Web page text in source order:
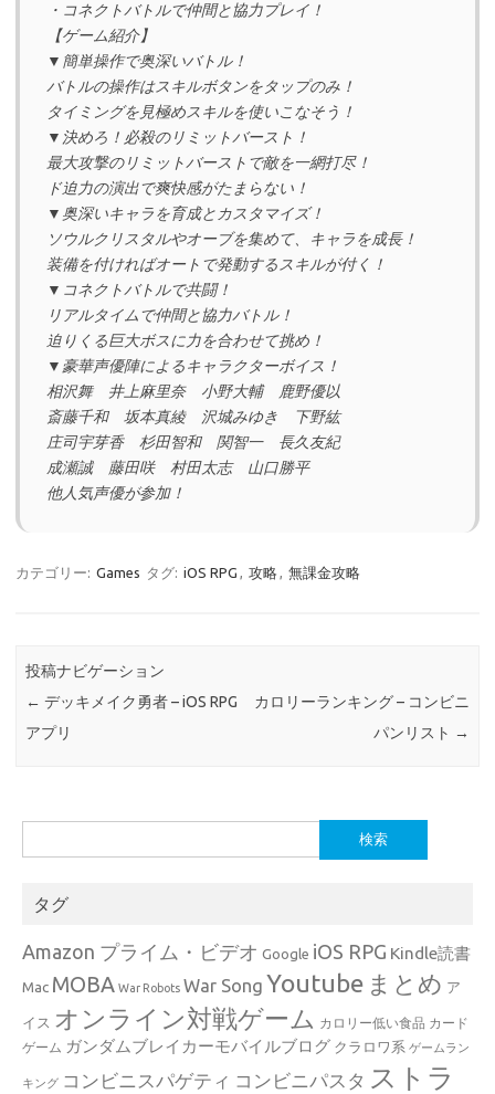
・コネクトバトルで仲間と協力プレイ！
【ゲーム紹介】
▼簡単操作で奥深いバトル！
バトルの操作はスキルボタンをタップのみ！
タイミングを見極めスキルを使いこなそう！
▼決めろ！必殺のリミットバースト！
最大攻撃のリミットバーストで敵を一網打尽！
ド迫力の演出で爽快感がたまらない！
▼奥深いキャラを育成とカスタマイズ！
ソウルクリスタルやオーブを集めて、キャラを成長！
装備を付ければオートで発動するスキルが付く！
▼コネクトバトルで共闘！
リアルタイムで仲間と協力バトル！
迫りくる巨大ボスに力を合わせて挑め！
▼豪華声優陣によるキャラクターボイス！
相沢舞 井上麻里奈 小野大輔 鹿野優以
斎藤千和 坂本真綾 沢城みゆき 下野紘
庄司宇芽香 杉田智和 関智一 長久友紀
成瀬誠 藤田咲 村田太志 山口勝平
他人気声優が参加！
カテゴリー: Games タグ: iOS RPG , 攻略 , 無課金攻略
投稿ナビゲーション
← デッキメイク勇者 – iOS RPG
アプリ
カロリーランキング – コンビニ
パンリスト →
索:
タグ
Amazon プライム・ビデオ Google iOS RPG Kindle読書
Mac MOBA War Robots War Song Youtube まとめ ア
イス オンライン対戦ゲーム カロリー低い食品 カード
ゲーム ガンダムブレイカーモバイルブログ クラロワ系 ゲームラン
キング コンビニスパゲティ コンビニパスタ ストラ